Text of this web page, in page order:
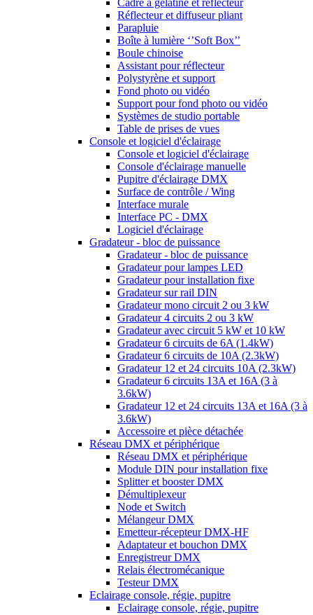
Cadre à gélatine et réflecteur
Réflecteur et diffuseur pliant
Parapluie
Boîte à lumière ‘’Soft Box’’
Boule chinoise
Assistant pour réflecteur
Polystyrène et support
Fond photo ou vidéo
Support pour fond photo ou vidéo
Systèmes de studio portable
Table de prises de vues
Console et logiciel d'éclairage
Console et logiciel d'éclairage
Console d'éclairage manuelle
Pupitre d'éclairage DMX
Surface de contrôle / Wing
Interface murale
Interface PC - DMX
Logiciel d'éclairage
Gradateur - bloc de puissance
Gradateur - bloc de puissance
Gradateur pour lampes LED
Gradateur pour installation fixe
Gradateur sur rail DIN
Gradateur mono circuit 2 ou 3 kW
Gradateur 4 circuits 2 ou 3 kW
Gradateur avec circuit 5 kW et 10 kW
Gradateur 6 circuits de 6A (1.4kW)
Gradateur 6 circuits de 10A (2.3kW)
Gradateur 12 et 24 circuits 10A (2.3kW)
Gradateur 6 circuits 13A et 16A (3 à
3.6kW)
Gradateur 12 et 24 circuits 13A et 16A (3 à
3.6kW)
Accessoire et pièce détachée
Réseau DMX et périphérique
Réseau DMX et périphérique
Module DIN pour installation fixe
Splitter et booster DMX
Démultiplexeur
Node et Switch
Mélangeur DMX
Emetteur-récepteur DMX-HF
Adaptateur et bouchon DMX
Enregistreur DMX
Relais électromécanique
Testeur DMX
Eclairage console, régie, pupitre
Eclairage console, régie, pupitre